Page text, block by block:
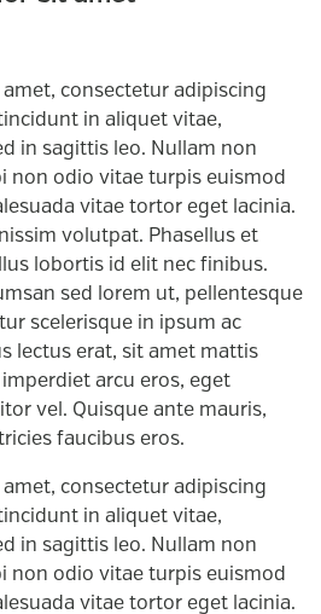
consectetur adipiscing
in aliquet vitae,
in sagittis leo. Nullam non
non odio vitae turpis euismod
vitae tortor eget lacinia.
volutpat. Phasellus et
lobortis id elit nec finibus.
sed lorem ut, pellentesque
scelerisque in ipsum ac
lectus erat, sit amet mattis
arcu eros, eget
vel. Quisque ante mauris,
faucibus eros.
consectetur adipiscing
in aliquet vitae,
in sagittis leo. Nullam non
non odio vitae turpis euismod
vitae tortor eget lacinia.